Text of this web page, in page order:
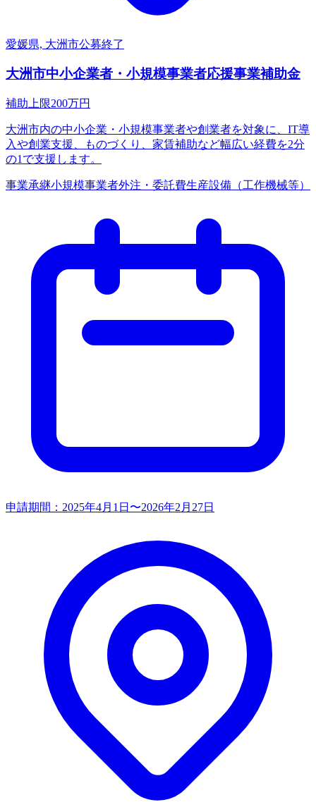
愛媛県, 大洲市公募終了
大洲市中小企業者・小規模事業者応援事業補助金
補助上限200万円
大洲市内の中小企業・小規模事業者や創業者を対象に、IT導
入や創業支援、ものづくり、家賃補助など幅広い経費を2分
の1で支援します。
事業承継小規模事業者外注・委託費生産設備（工作機械等）
申請期間： 2025年4月1日〜2026年2月27日